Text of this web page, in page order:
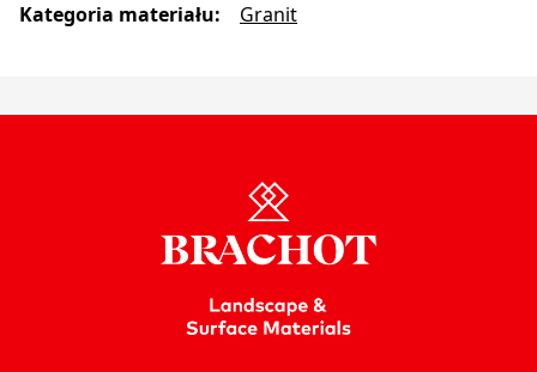
Kategoria materiału: Granit